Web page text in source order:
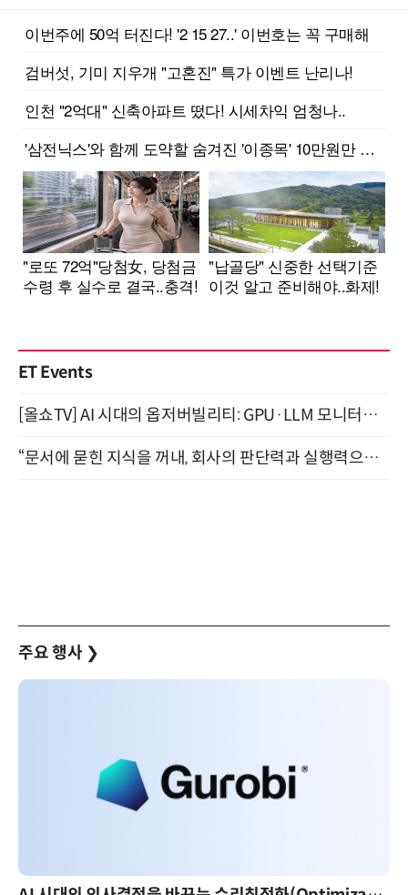
ET Events
[올쇼TV] AI 시대의 옵저버빌리티: GPU·LLM 모니터링부터 AI 기반 장애 대응까지 (8/11 생방송)
“문서에 묻힌 지식을 꺼내, 회사의 판단력과 실행력으로 바꾸다” (8/20)
주요 행사 ❯